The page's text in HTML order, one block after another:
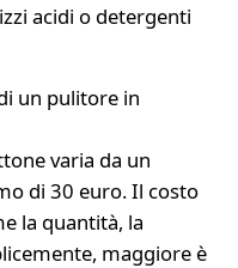
acidi o detergenti
un pulitore in
varia da un
di 30 euro. Il costo
la quantità, la
maggiore è